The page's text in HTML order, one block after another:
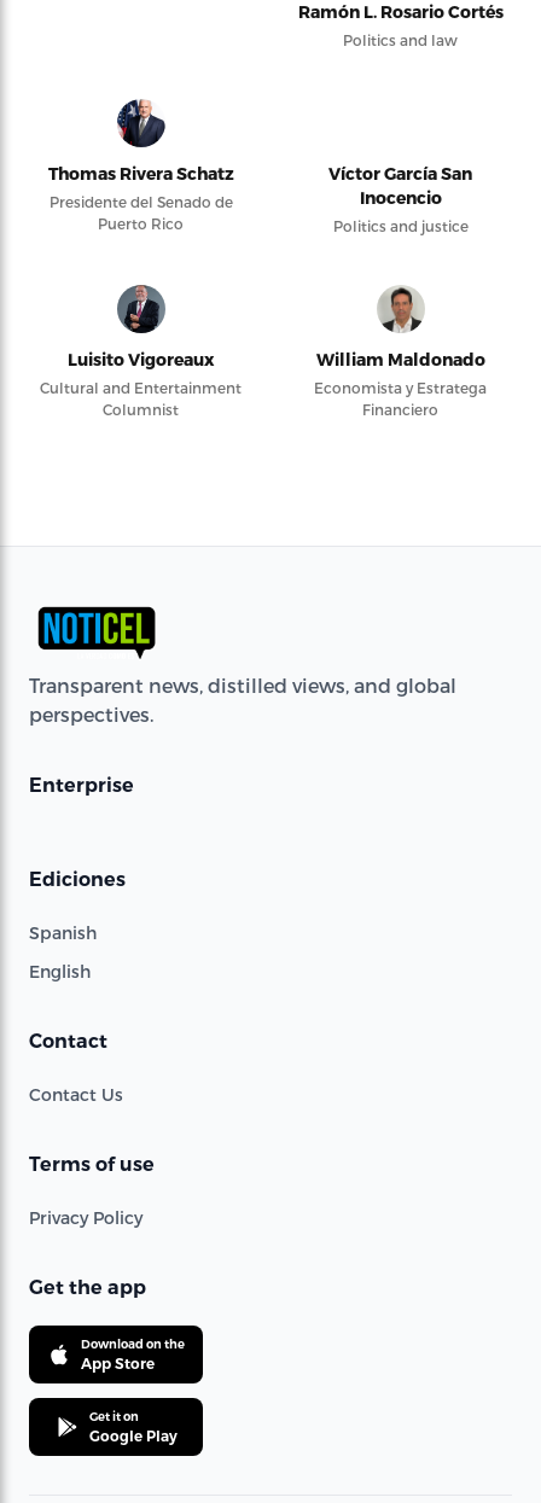
Ramón L. Rosario Cortés
Politics and law
Thomas Rivera Schatz
Presidente del Senado de
Puerto Rico
Víctor García San
Inocencio
Politics and justice
Luisito Vigoreaux
Cultural and Entertainment
Columnist
William Maldonado
Economista y Estratega
Financiero
Transparent news, distilled views, and global
perspectives.
Enterprise
Ediciones
Spanish
English
Contact
Contact Us
Terms of use
Privacy Policy
Get the app
Download on the
App Store
Get it on
Google Play